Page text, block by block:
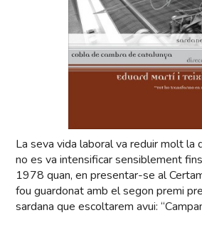
La seva vida laboral va reduir molt la
no es va intensificar sensiblement
1978 quan, en presentar-se al
fou guardonat amb el segon premi
sardana que escoltarem avui: